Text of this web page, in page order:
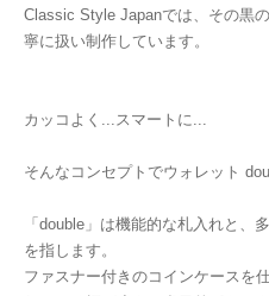
Classic Style Japanでは、その黒
寧に扱い制作しています。
カッコよく...スマートに...
そんなコンセプトでウォレット
「double」は機能的な札入れと、
を指します。
ファスナー付きのコインケースを